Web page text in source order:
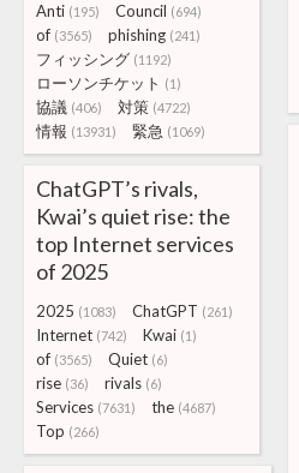
Anti (195) Council (694)
of (3565) phishing (241)
フィッシング (1192)
ローソンチケット (1)
協議 (406) 対策 (4722)
情報 (13931) 緊急 (1069)
ChatGPT’s rivals,
Kwai’s quiet rise: the
top Internet services
of 2025
2025 (1083) ChatGPT (261)
Internet (742) Kwai (1)
of (3565) Quiet (6)
rise (36) rivals (6)
Services (7631) the (4687)
Top (266)